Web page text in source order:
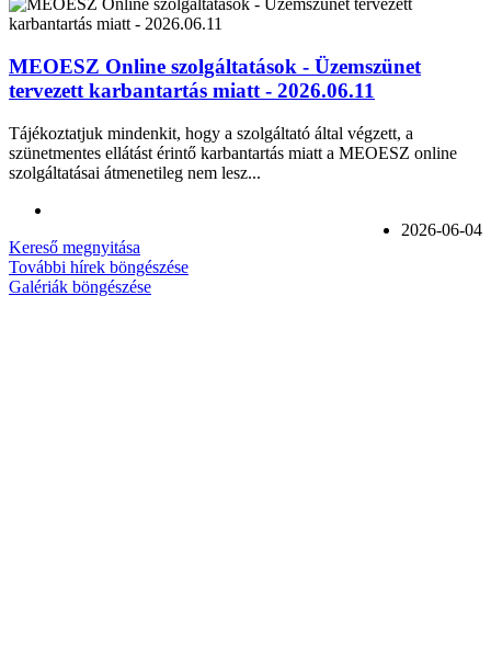
MEOESZ Online szolgáltatások - Üzemszünet
tervezett karbantartás miatt - 2026.06.11
Tájékoztatjuk mindenkit, hogy a szolgáltató által végzett, a
szünetmentes ellátást érintő karbantartás miatt a MEOESZ online
szolgáltatásai átmenetileg nem lesz...
2026-06-04
Kereső megnyitása
További hírek böngészése
Galériák böngészése